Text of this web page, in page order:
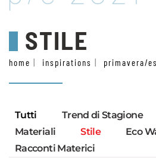
STILE
home inspirations primavera/
Tutti Trend di Stagione
Materiali
Stile
Eco
Racconti Materici